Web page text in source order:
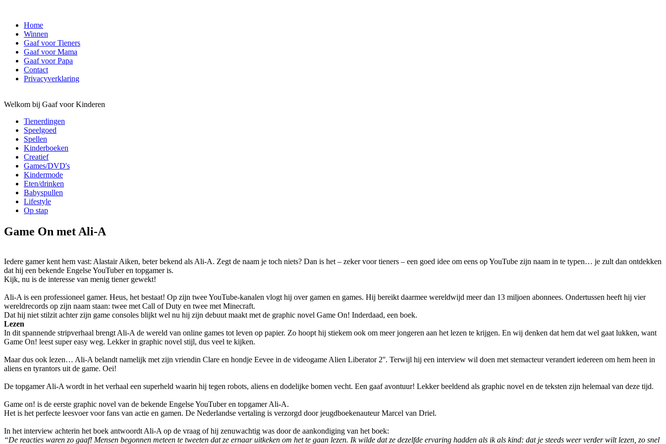
Home
Winnen
Gaaf voor Tieners
Gaaf voor Mama
Gaaf voor Papa
Contact
Privacyverklaring
Welkom bij Gaaf voor Kinderen
Tienerdingen
Speelgoed
Spellen
Kinderboeken
Creatief
Games/DVD's
Kindermode
Eten/drinken
Babyspullen
Lifestyle
Op stap
Game On met Ali-A
Iedere gamer kent hem vast: Alastair Aiken, beter bekend als Ali-A. Zegt de naam je toch niets? Dan is het – zeker voor tieners – een goed idee om eens op YouTube zijn naam in te typen… je zult dan ontdekken
dat hij een bekende Engelse YouTuber en topgamer is.
Kijk, nu is de interesse van menig tiener gewekt!
Ali-A is een professioneel gamer. Heus, het bestaat! Op zijn twee YouTube-kanalen vlogt hij over gamen en games. Hij bereikt daarmee wereldwijd meer dan 13 miljoen abonnees. Ondertussen heeft hij vier
wereldrecords op zijn naam staan: twee met Call of Duty en twee met Minecraft.
Dat hij niet stilzit achter zijn game consoles blijkt wel nu hij zijn debuut maakt met de graphic novel Game On! Inderdaad, een boek.
Lezen
In dit spannende stripverhaal brengt Ali-A de wereld van online games tot leven op papier. Zo hoopt hij stiekem ook om meer jongeren aan het lezen te krijgen. En wij denken dat hem dat wel gaat lukken, want
Game On! leest super easy weg. Lekker in graphic novel stijl, dus veel te kijken.
Maar dus ook lezen… Ali-A belandt namelijk met zijn vriendin Clare en hondje Eevee in de videogame Alien Liberator 2''. Terwijl hij een interview wil doen met stemacteur verandert iedereen om hem heen in
aliens en tyrantors uit de game. Oei!
De topgamer Ali-A wordt in het verhaal een superheld waarin hij tegen robots, aliens en dodelijke bomen vecht. Een gaaf avontuur! Lekker beeldend als graphic novel en de teksten zijn helemaal van deze tijd.
Game on! is de eerste graphic novel van de bekende Engelse YouTuber en topgamer Ali-A.
Het is het perfecte leesvoer voor fans van actie en gamen. De Nederlandse vertaling is verzorgd door jeugdboekenauteur Marcel van Driel.
In het interview achterin het boek antwoordt Ali-A op de vraag of hij zenuwachtig was door de aankondiging van het boek:
“De reacties waren zo gaaf! Mensen begonnen meteen te tweeten dat ze ernaar uitkeken om het te gaan lezen. Ik wilde dat ze dezelfde ervaring hadden als ik als kind: dat je steeds weer verder wilt lezen, zo snel